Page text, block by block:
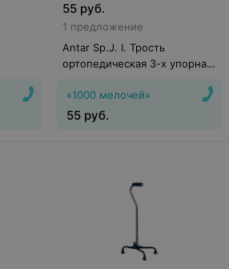
55 руб.
1 предложение
Antar Sp.J. I. Трость
ортопедическая 3-х упорная
«1000 мелочей»
55 руб.